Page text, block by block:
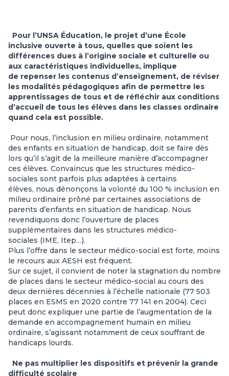
Pour l’UNSA Éducation, le projet d’une École
inclusive ouverte à tous, quelles que soient les
différences dues à l’origine sociale et culturelle ou
aux caractéristiques individuelles, implique
de repenser les contenus d’enseignement, de réviser
les modalités pédagogiques afin de permettre les
apprentissages de tous et de réfléchir aux conditions
d’accueil de tous les élèves dans les classes ordinaire
quand cela est possible.
Pour nous, l’inclusion en milieu ordinaire, notamment
des enfants en situation de handicap, doit se faire dès
lors qu’il s’agit de la meilleure manière d’accompagner
ces élèves. Convaincus que les structures médico-
sociales sont parfois plus adaptées à certains
élèves, nous dénonçons la volonté du 100 % inclusion en
milieu ordinaire prôné par certaines associations de
parents d’enfants en situation de handicap. Nous
revendiquons donc l’ouverture de places
supplémentaires dans les structures médico-
sociales (IME, Itep…).
Plus l’offre dans le secteur médico-social est forte, moins
le recours aux AESH est fréquent.
Sur ce sujet, il convient de noter la stagnation du nombre
de places dans le secteur médico-social au cours des
deux dernières décennies à l’échelle nationale (77 503
places en ESMS en 2020 contre 77 141 en 2004). Ceci
peut donc expliquer une partie de l’augmentation de la
demande en accompagnement humain en milieu
ordinaire, s’agissant notamment de ceux souffrant de
handicaps lourds.
Ne pas multiplier les dispositifs et prévenir la grande
difficulté scolaire